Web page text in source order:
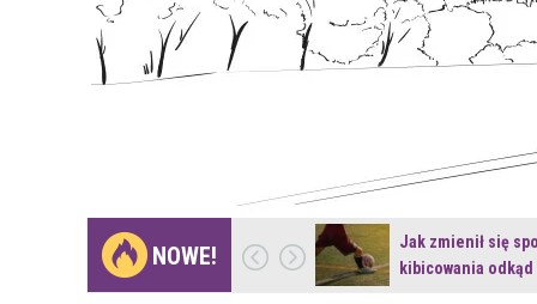
NOWE!
Gdzie pojechać na
weekend z naturą w…
Jak zmienił się
kibicowania